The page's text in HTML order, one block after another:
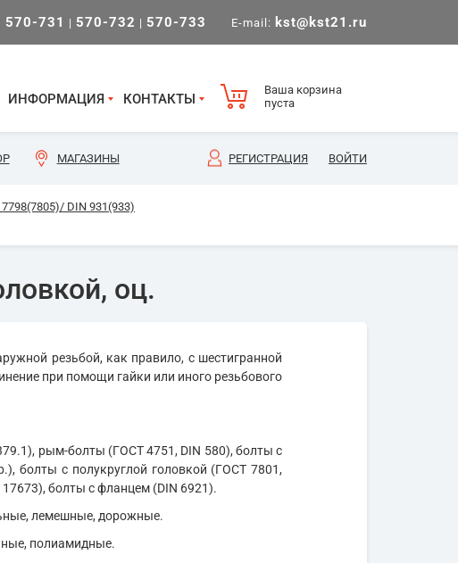
570-731 | 570-732 | 570-733 E-mail: kst@kst21.ru
ИНФОРМАЦИЯ КОНТАКТЫ
Ваша корзина
пуста
МАГАЗИНЫ РЕГИСТРАЦИЯ ВОЙТИ
DIN 931(933)
оц.
резьбой, как правило, с шестигранной
при помощи гайки или иного резьбового
рым-болты (ГОСТ 4751, DIN 580), болты с
болты с полукруглой головкой (ГОСТ 7801,
болты с фланцем (DIN 6921).
лемешные, дорожные.
полиамидные.